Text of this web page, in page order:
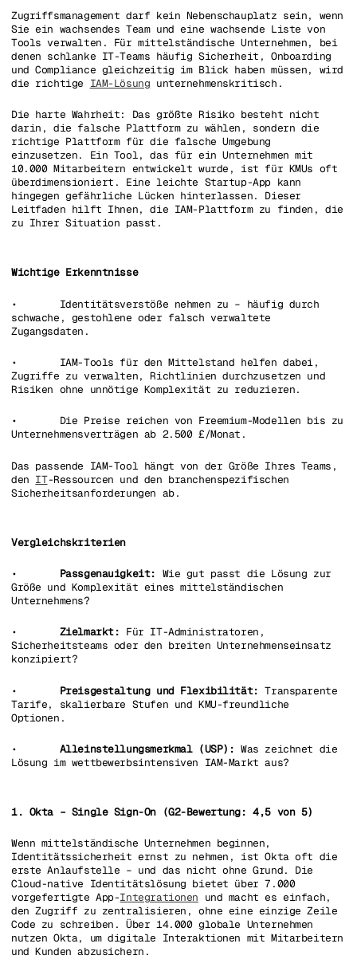
Zugriffsmanagement darf kein Nebenschauplatz sein, wenn
Sie ein wachsendes Team und eine wachsende Liste von
Tools verwalten. Für mittelständische Unternehmen, bei
denen schlanke IT-Teams häufig Sicherheit, Onboarding
und Compliance gleichzeitig im Blick haben müssen, wird
die richtige IAM-Lösung unternehmenskritisch.
Die harte Wahrheit: Das größte Risiko besteht nicht
darin, die falsche Plattform zu wählen, sondern die
richtige Plattform für die falsche Umgebung
einzusetzen. Ein Tool, das für ein Unternehmen mit
10.000 Mitarbeitern entwickelt wurde, ist für KMUs oft
überdimensioniert. Eine leichte Startup-App kann
hingegen gefährliche Lücken hinterlassen. Dieser
Leitfaden hilft Ihnen, die IAM-Plattform zu finden, die
zu Ihrer Situation passt.
Wichtige Erkenntnisse
• Identitätsverstöße nehmen zu – häufig durch
schwache, gestohlene oder falsch verwaltete
Zugangsdaten.
• IAM-Tools für den Mittelstand helfen dabei,
Zugriffe zu verwalten, Richtlinien durchzusetzen und
Risiken ohne unnötige Komplexität zu reduzieren.
• Die Preise reichen von Freemium-Modellen bis zu
Unternehmensverträgen ab 2.500 £/Monat.
Das passende IAM-Tool hängt von der Größe Ihres Teams,
den IT-Ressourcen und den branchenspezifischen
Sicherheitsanforderungen ab.
Vergleichskriterien
• Passgenauigkeit: Wie gut passt die Lösung zur
Größe und Komplexität eines mittelständischen
Unternehmens?
• Zielmarkt: Für IT-Administratoren,
Sicherheitsteams oder den breiten Unternehmenseinsatz
konzipiert?
• Preisgestaltung und Flexibilität:Transparente
Tarife, skalierbare Stufen und KMU-freundliche
Optionen.
• Alleinstellungsmerkmal (USP):Was zeichnet die
Lösung im wettbewerbsintensiven IAM-Markt aus?
1. Okta – Single Sign-On (G2-Bewertung: 4,5 von 5)
Wenn mittelständische Unternehmen beginnen,
Identitätssicherheit ernst zu nehmen, ist Okta oft die
erste Anlaufstelle – und das nicht ohne Grund. Die
Cloud-native Identitätslösung bietet über 7.000
vorgefertigte App-Integrationen und macht es einfach,
den Zugriff zu zentralisieren, ohne eine einzige Zeile
Code zu schreiben. Über 14.000 globale Unternehmen
nutzen Okta, um digitale Interaktionen mit Mitarbeitern
und Kunden abzusichern.